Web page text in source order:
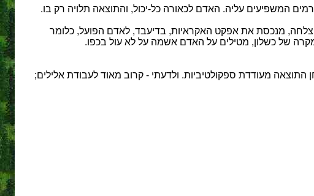
המשפיעים עליה. האדם לכאורה כל-יכול, והתוצאה תלויה רק בו.
מנכסת את אפקט האקראיות, בדיעבד, לאדם הפועל, כלומר
של כשלון, מטילים על האדם אשמה על לא עול בכפו.
מעודדת ספקולטיביות. ולדעתי - קרוב מאוד לעבודת אלילים;